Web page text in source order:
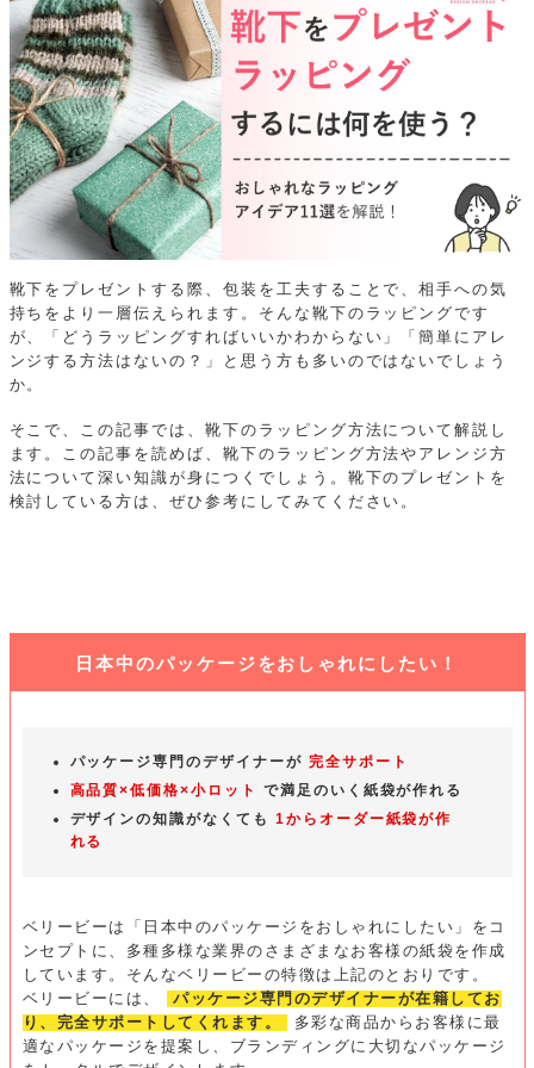
靴下をプレゼントする際、包装を工夫することで、相手への気
持ちをより一層伝えられます。そんな靴下のラッピングです
が、「どうラッピングすればいいかわからない」「簡単にアレ
ンジする方法はないの？」と思う方も多いのではないでしょう
か。
そこで、この記事では、靴下のラッピング方法について解説し
ます。この記事を読めば、靴下のラッピング方法やアレンジ方
法について深い知識が身につくでしょう。靴下のプレゼントを
検討している方は、ぜひ参考にしてみてください。
日本中のパッケージをおしゃれにしたい！
パッケージ専門のデザイナーが 完全サポート
高品質×低価格×小ロット
で満足のいく紙袋が作れる
デザインの知識がなくても 1からオーダー紙袋が作
れる
ベリービーは「日本中のパッケージをおしゃれにしたい」をコ
ンセプトに、多種多様な業界のさまざまなお客様の紙袋を作成
しています。そんなベリービーの特徴は上記のとおりです。
ベリービーには、
パッケージ専門のデザイナーが在籍してお
り、完全サポートしてくれます。
多彩な商品からお客様に最
適なパッケージを提案し、ブランディングに大切なパッケージ